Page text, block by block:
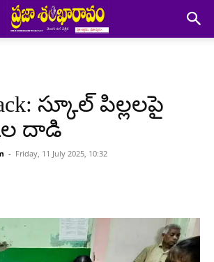
స్కూల్ పిల్లలపై
దాడి
- Friday, 11 July 2025, 10:32